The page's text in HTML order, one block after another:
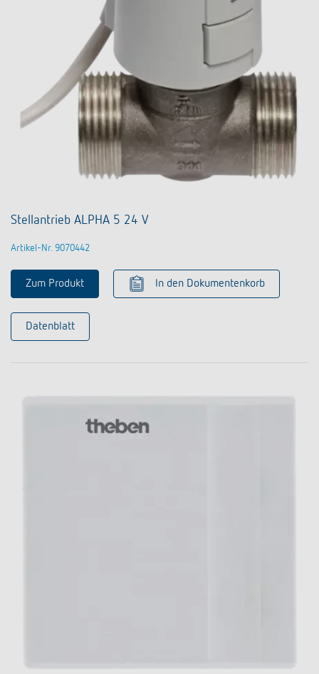
Stellantrieb ALPHA 5 24 V
Artikel-Nr. 9070442
Zum Produkt In den Dokumentenkorb
Datenblatt